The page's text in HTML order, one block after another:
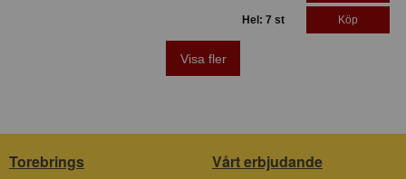
Hel: 7 st Köp
Visa fler
Torebrings Vårt erbjudande